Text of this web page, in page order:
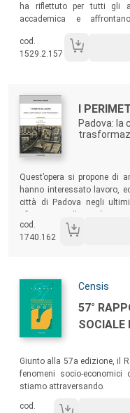
ha riflettuto per tutti gli
accademica e
e numerose ricerche
alle quali ha lavorato o
cod.
1529.2.157
Autori:
Titolo:
I
Padova: la
Sommario:
Quest’opera si propone di
hanno interessato lavoro,
città di Padova negli
contribuire a ripensare il
sindacale.
cod.
1740.162
Autori:
Censis
Titolo:
57°
SOCIALE
Giunto alla 57a edizione, il
fenomeni socio-
stiamo attraversando.
cod.